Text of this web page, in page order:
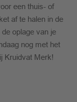
een thuis- of
af te halen in de
oplage van je
nog met het
Kruidvat Merk!